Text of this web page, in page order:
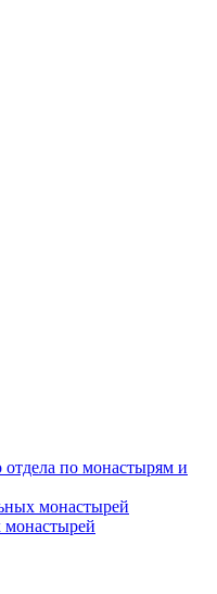
по монастырям и
монастырей
монастырей